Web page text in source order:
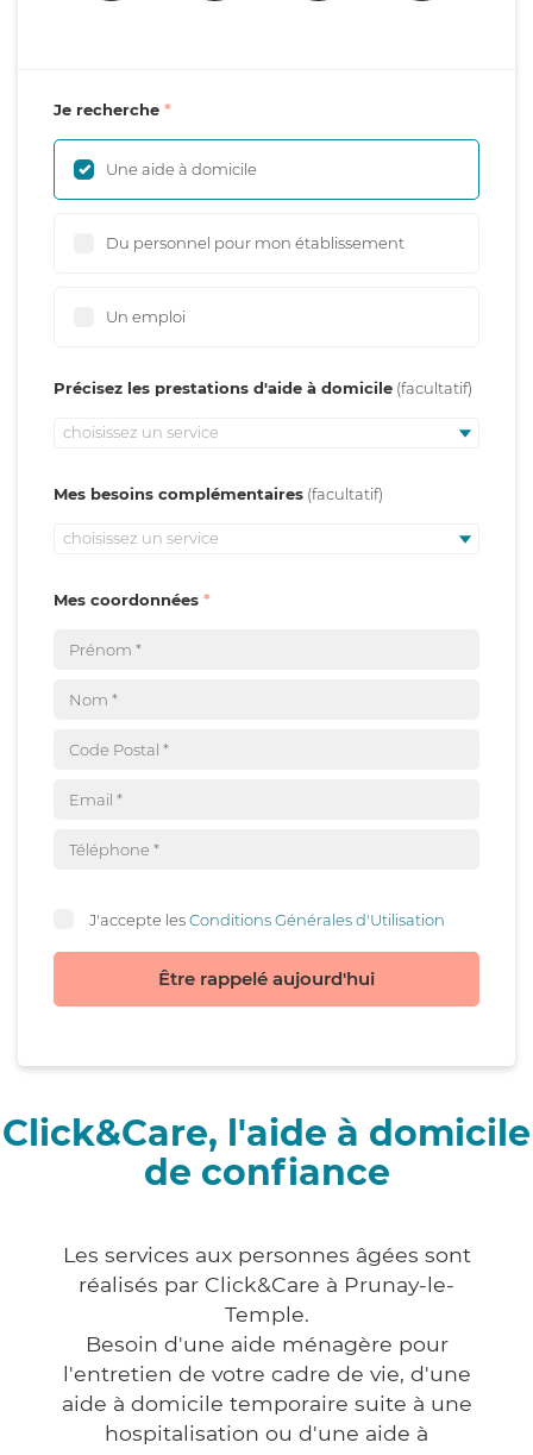
Je recherche
Une aide à domicile
Du personnel pour mon établissement
Un emploi
Précisez les prestations d'aide à domicile
choisissez un service
Mes besoins complémentaires
choisissez un service
Mes coordonnées
J'accepte lesConditions Générales d'Utilisation
Être rappelé aujourd'hui
Click&Care, l'aide à domicile
de confiance
Les services aux personnes âgées sont
réalisés par Click&Care à Prunay-le-
Temple.
Besoin d'une aide ménagère pour
l'entretien de votre cadre de vie, d'une
aide à domicile temporaire suite à une
hospitalisation ou d'une aide à